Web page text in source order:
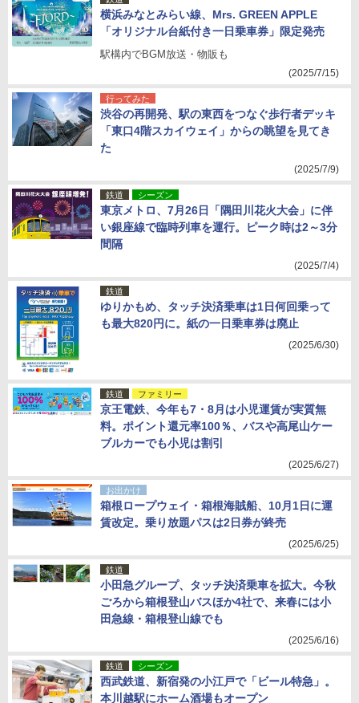
横浜みなとみらい線、Mrs. GREEN APPLE
「オリジナル台紙付き一日乗車券」限定発売
駅構内でBGM放送・物販も
(2025/7/15)
行ってみた
渋谷の再開発、駅の東西をつなぐ歩行者デッキ
「東口4階スカイウェイ」からの眺望を見てき
た
(2025/7/9)
鉄道 シーズン
東京メトロ、7月26日「隅田川花火大会」に伴
い銀座線で臨時列車を運行。ピーク時は2～3分
間隔
(2025/7/4)
鉄道
ゆりかもめ、タッチ決済乗車は1日何回乗って
も最大820円に。紙の一日乗車券は廃止
(2025/6/30)
鉄道 ファミリー
京王電鉄、今年も7・8月は小児運賃が実質無
料。ポイント還元率100％、バスや高尾山ケー
ブルカーでも小児は割引
(2025/6/27)
お出かけ
箱根ロープウェイ・箱根海賊船、10月1日に運
賃改定。乗り放題パスは2日券が終売
(2025/6/25)
鉄道
小田急グループ、タッチ決済乗車を拡大。今秋
ごろから箱根登山バスほか4社で、来春には小
田急線・箱根登山線でも
(2025/6/16)
鉄道 シーズン
西武鉄道、新宿発の小江戸で「ビール特急」。
本川越駅にホーム酒場もオープン